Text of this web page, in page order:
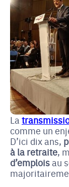
La
comme un
D’ici dix ans,
à la retraite,
d’emploisau